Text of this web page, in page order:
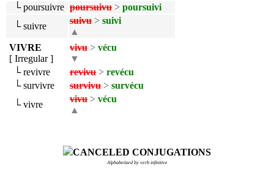
└ poursuivre poursuivu > poursuivi
└ suivre
suivu > suivi
▲
VIVRE
[ Irregular ]
vivu > vécu
▼
└ revivre
revivu > revécu
└ survivre
survivu > survécu
└ vivre
vivu > vécu
▲
CANCELED CONJUGATIONS
Alphabetized by verb infinitive